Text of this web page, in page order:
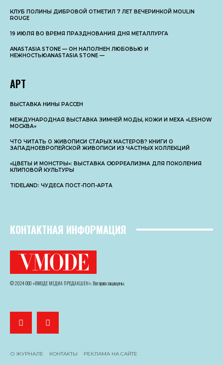
КЛУБ ПОЛИНЫ ДИБРОВОЙ ОТМЕТИЛ 7 ЛЕТ ВЕЧЕРИНКОЙ MOULIN
ROUGE
19 ИЮЛЯ ВО ВРЕМЯ ПРАЗДНОВАНИЯ ДНЯ МЕТАЛЛУРГА
ANASTASIA STONE — ОН НАПОЛНЕН ЛЮБОВЬЮ И
НЕЖНОСТЬЮANASTASIA STONE —
АРТ
ВЫСТАВКА НИНЫ РАССЕН
МЕЖДУНАРОДНАЯ ВЫСТАВКА ЗИМНЕЙ МОДЫ, КОЖИ И МЕХА «LESHOW
МОСКВА»
ЧТО ЧИТАТЬ О ЖИВОПИСИ СТАРЫХ МАСТЕРОВ? КНИГИ О
ЗАПАДНОЕВРОПЕЙСКОЙ ЖИВОПИСИ ИЗ ЧАСТНЫХ КОЛЛЕКЦИЙ
«ЦВЕТЫ И МОНСТРЫ»: ВЫСТАВКА СЮРРЕАЛИЗМА ДЛЯ ПОКОЛЕНИЯ
КЛИПОВОЙ КУЛЬТУРЫ
TIDELAND: ЧУДЕСА ПОСТ-ПОП-АРТА
КОНТАКТНАЯ ИНФОРМАЦИЯ
© 2024 ООО «ВМОДЕ МЕДИА ПРОДАКШЕН». Все права защищены.
О ЖУРНАЛЕ КОНТАКТЫ РЕКЛАМА НА САЙТЕ